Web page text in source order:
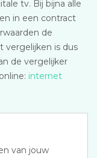
tv. Bij bijna alle
in een contract
de
vergelijken is dus
de vergelijker
internet
van jouw